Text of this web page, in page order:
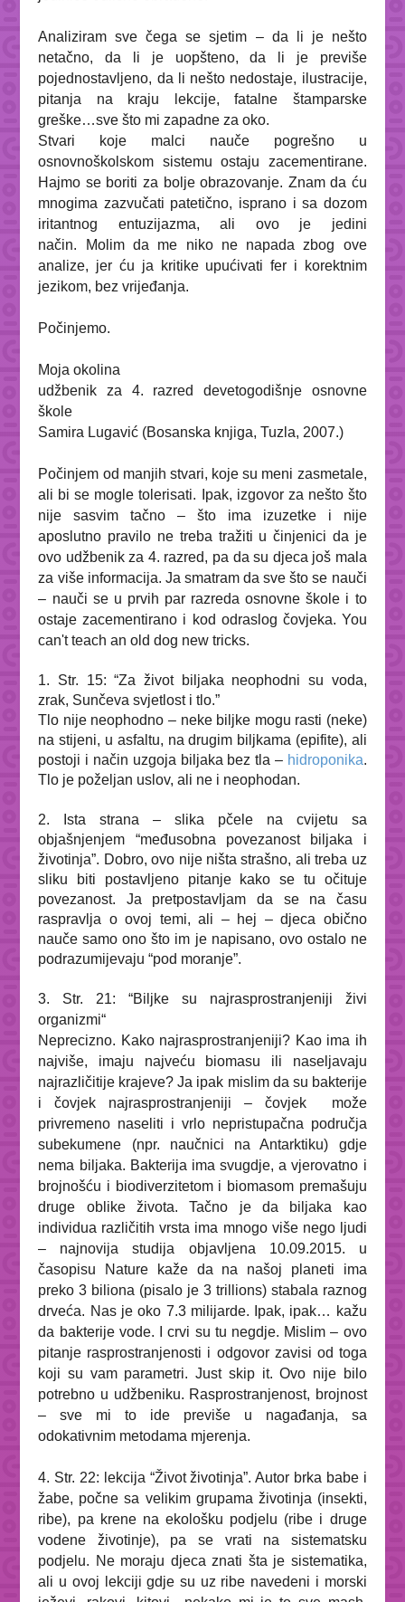
Analiziram sve čega se sjetim – da li je nešto
netačno, da li je uopšteno, da li je previše
pojednostavljeno, da li nešto nedostaje, ilustracije,
pitanja na kraju lekcije, fatalne štamparske
greške…sve što mi zapadne za oko.
Stvari koje malci nauče pogrešno u
osnovnoškolskom sistemu ostaju zacementirane.
Hajmo se boriti za bolje obrazovanje. Znam da ću
mnogima zazvučati patetično, isprano i sa dozom
iritantnog entuzijazma, ali ovo je jedini
način.
Molim da me niko ne napada zbog ove
analize, jer ću ja kritike upućivati fer i korektnim
jezikom, bez vrijeđanja.
Počinjemo.
Moja okolina
udžbenik za 4. razred devetogodišnje osnovne
škole
Samira Lugavić (Bosanska knjiga, Tuzla, 2007.)
Počinjem od manjih stvari, koje su meni zasmetale,
ali bi se mogle tolerisati. Ipak, izgovor za nešto što
nije sasvim tačno – što ima izuzetke i nije
aposlutno pravilo ne treba tražiti u činjenici da je
ovo udžbenik za 4. razred, pa da su djeca još mala
za više informacija. Ja smatram da sve što se nauči
– nauči se u prvih par razreda osnovne škole i to
ostaje zacementirano i kod odraslog čovjeka. You
can't teach an old dog new tricks.
1. Str. 15: “Za život biljaka neophodni su voda,
zrak, Sunčeva svjetlost i tlo.”
Tlo nije neophodno – neke biljke mogu rasti (neke)
na stijeni, u asfaltu, na drugim biljkama (epifite), ali
postoji i način uzgoja biljaka bez tla – hidroponika.
Tlo je poželjan uslov, ali ne i neophodan.
2. Ista strana – slika pčele na cvijetu sa
objašnjenjem “međusobna povezanost biljaka i
životinja”. Dobro, ovo nije ništa strašno, ali treba uz
sliku biti postavljeno pitanje kako se tu očituje
povezanost. Ja pretpostavljam da se na času
raspravlja o ovoj temi, ali – hej – djeca obično
nauče samo ono što im je napisano, ovo ostalo ne
podrazumijevaju “pod moranje”.
3. Str. 21: “Biljke su najrasprostranjeniji živi
organizmi“
Neprecizno. Kako najrasprostranjeniji? Kao ima ih
najviše, imaju najveću biomasu ili naseljavaju
najrazličitije krajeve? Ja ipak mislim da su bakterije
i čovjek najrasprostranjeniji – čovjek može
privremeno naseliti i vrlo nepristupačna područja
subekumene (npr. naučnici na Antarktiku) gdje
nema biljaka. Bakterija ima svugdje, a vjerovatno i
brojnošću i biodiverzitetom i biomasom premašuju
druge oblike života. Tačno je da biljaka kao
individua različitih vrsta ima mnogo više nego ljudi
– najnovija studija objavljena 10.09.2015. u
časopisu
Nature
kaže da na našoj planeti ima
preko 3 biliona (pisalo je 3 trillions) stabala raznog
drveća. Nas je oko 7.3 milijarde. Ipak, ipak… kažu
da bakterije vode. I crvi su tu negdje. Mislim – ovo
pitanje rasprostranjenosti i odgovor zavisi od toga
koji su vam parametri.Just skip it. Ovo nije bilo
potrebno u udžbeniku. Rasprostranjenost, brojnost
– sve mi to ide previše u nagađanja, sa
odokativnim metodama mjerenja.
4. Str. 22: lekcija “Život životinja”. Autor brka babe i
žabe, počne sa velikim grupama životinja (insekti,
ribe), pa krene na ekološku podjelu (ribe i druge
vodene životinje), pa se vrati na sistematsku
podjelu. Ne moraju djeca znati šta je sistematika,
ali u ovoj lekciji gdje su uz ribe navedeni i morski